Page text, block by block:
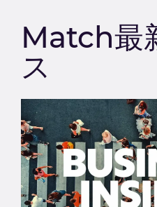
Match最
ス